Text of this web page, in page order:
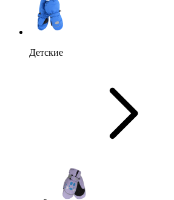
Детские